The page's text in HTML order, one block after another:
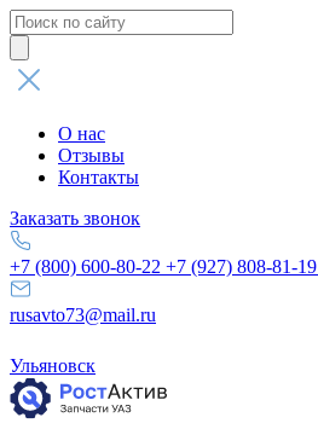
Поиск
товаров
О нас
Отзывы
Контакты
Заказать звонок
+7 (800) 600-80-22 +7 (927) 808-81-19
rusavto73@mail.ru
Ульяновск